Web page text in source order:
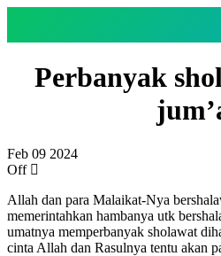
Perbanyak
Feb 09 2024
Off
Allah dan para Malaikat-Nya
memerintahkan hambanya utk
umatnya memperbanyak sholawat
cinta Allah dan Rasulnya tentu akan